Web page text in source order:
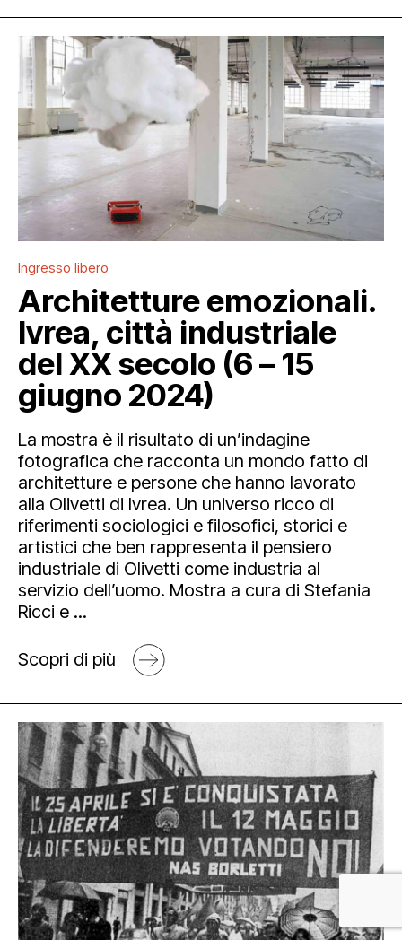
Ingresso libero
Architetture emozionali.
Ivrea, città industriale
del XX secolo (6 – 15
giugno 2024)
La mostra è il risultato di un’indagine
fotografica che racconta un mondo fatto di
architetture e persone che hanno lavorato
alla Olivetti di Ivrea. Un universo ricco di
riferimenti sociologici e filosofici, storici e
artistici che ben rappresenta il pensiero
industriale di Olivetti come industria al
servizio dell’uomo. Mostra a cura di Stefania
Ricci e ...
Scopri di più